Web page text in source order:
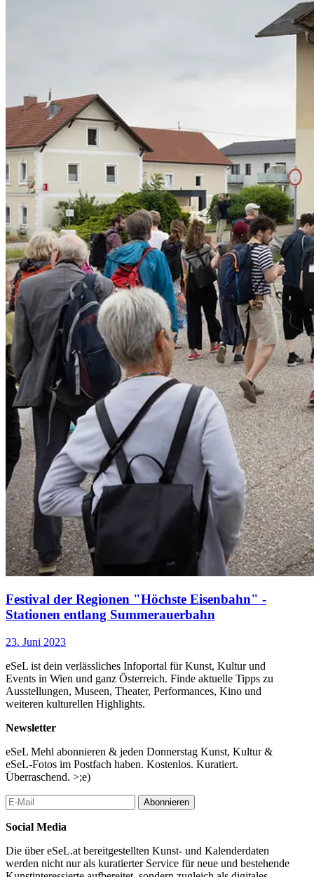
Festival der Regionen "Höchste Eisenbahn" -
Stationen entlang Summerauerbahn
23. Juni 2023
eSeL ist dein verlässliches Infoportal für Kunst, Kultur und
Events in Wien und ganz Österreich. Finde aktuelle Tipps zu
Ausstellungen, Museen, Theater, Performances, Kino und
weiteren kulturellen Highlights.
Newsletter
eSeL Mehl abonnieren & jeden Donnerstag Kunst, Kultur &
eSeL-Fotos im Postfach haben. Kostenlos. Kuratiert.
Überraschend. >;e)
Abonnieren
Social Media
Die über eSeL.at bereitgestellten Kunst- und Kalenderdaten
werden nicht nur als kuratierter Service für neue und bestehende